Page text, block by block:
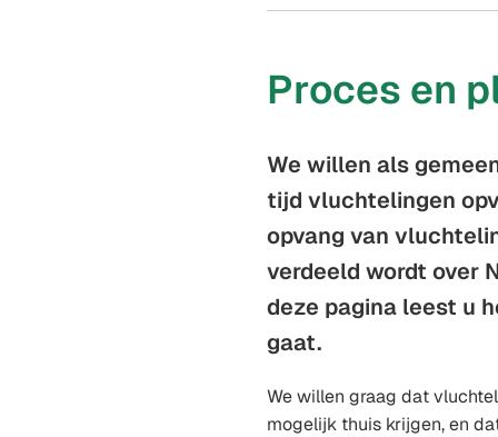
Proces en
We willen als
tijd vluchtelingen
opvang van
verdeeld wordt over
deze pagina leest u
gaat.
We willen graag dat
mogelijk thuis krijgen, en